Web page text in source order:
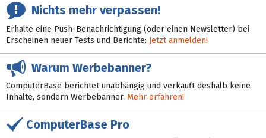
Nichts mehr verpassen!
Erhalte eine Push-Benachrichtigung (oder einen Newsletter) bei
Erscheinen neuer Tests und Berichte: Jetzt anmelden!
Warum Werbebanner?
ComputerBase berichtet unabhängig und verkauft deshalb keine
Inhalte, sondern Werbebanner. Mehr erfahren!
ComputerBase Pro